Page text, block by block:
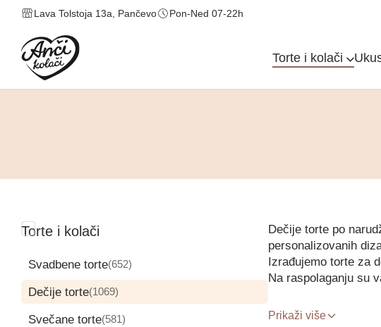
Lava Tolstoja 13a, Pančevo Pon-Ned 07-22h
Torte i kolači
Dečije torte po
personalizovanih
Izrađujemo torte za
Na raspolaganju su
Prikaži više
Torte i kolači
Svadbene torte 652652
proizvoda
Dečije torte 10691069
proizvoda
Svečane torte 581581